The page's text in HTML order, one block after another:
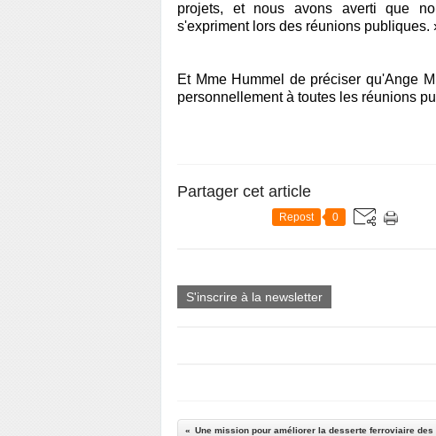
projets, et nous avons averti que
s'expriment lors des réunions publiques.
Et Mme Hummel de préciser qu'Ange
personnellement à toutes les réunions
Partager cet article
Repost 0
S'inscrire à la newsletter